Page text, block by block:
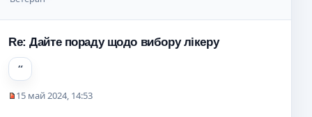
щ
и
е
Re: Дайте пораду щодо вибору лікеру
15 май 2024, 14:53